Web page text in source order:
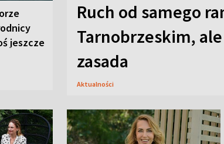
jeszcze
Ruch od samego
Tarnobrzeskim,
zasada
Aktualności